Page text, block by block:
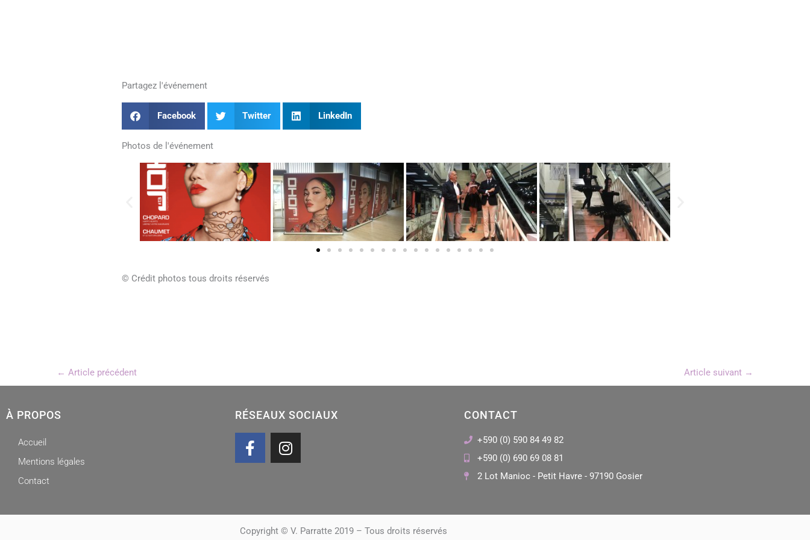
Partagez l'événement
Facebook Twitter LinkedIn
Photos de l'événement
© Crédit photos tous droits réservés
← Article précédent Article suivant →
À PROPOS
Accueil
Mentions légales
Contact
RÉSEAUX SOCIAUX
F
a
o
o
I
n
g
r
CONTACT
+590 (0) 590 84 49 82
+590 (0) 690 69 08 81
2 Lot Manioc - Petit Havre - 97190 Gosier
Copyright © V. Parratte 2019 – Tous droits réservés